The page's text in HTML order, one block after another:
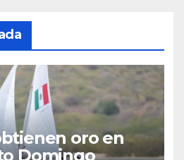
oro en
Domingo